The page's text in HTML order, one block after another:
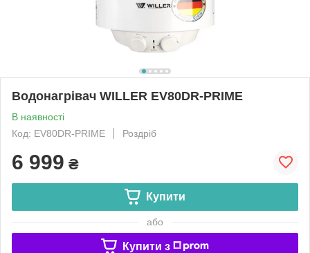
Водонагрівач WILLER EV80DR-PRIME
В наявності
Код: EV80DR-PRIME
Роздріб
6 999 ₴
Купити
або
Купити з